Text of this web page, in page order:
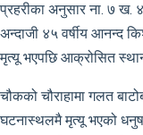
प्रहरीका अनुसार ना. ७ ख.
अन्दाजी ४५ वर्षीय आनन्द
मृत्यू भएपछि आक्रोसित
चौकको चौराहामा गलत
घटनास्थलमै मृत्यू भएको